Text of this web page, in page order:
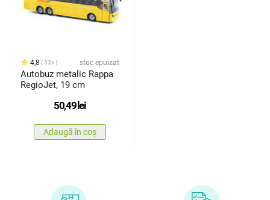
4,8 33x stoc epuizat
Autobuz metalic Rappa
RegioJet, 19 cm
50,49 lei
Adaugă în coș